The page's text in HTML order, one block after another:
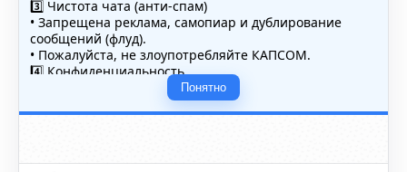
3️⃣ Чистота чата (анти-спам)
• Запрещена реклама, самопиар и дублирование
сообщений (флуд).
• Пожалуйста, не злоупотребляйте КАПСОМ.
4️⃣ Конфиденциальность
• Не публикуйте личные данные — свои или чужие
(телефоны, адреса, документы).
5️⃣ Уместность контента
насилию.
Понятно